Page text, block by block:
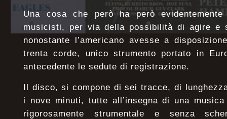
Una cosa che però ha però
musicisti, per via della possibilità di agire e
nonostante l’americano avesse a
trenta corde, unico strumento portato in
antecedente le sedute di registrazione.
Il disco, si compone di sei tracce, di
i nove minuti, tutte all’insegna di una
rigorosamente strumentale e senza